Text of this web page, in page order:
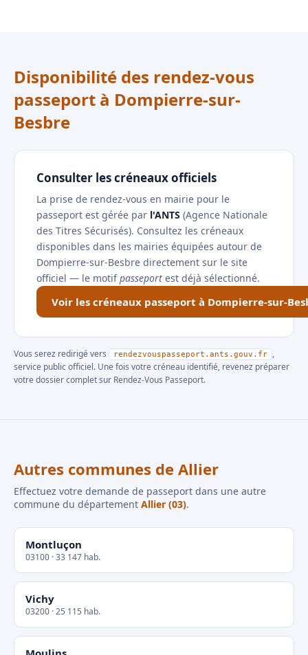
Disponibilité des rendez-vous
passeport à Dompierre-sur-
Besbre
Consulter les créneaux officiels
La prise de rendez-vous en mairie pour le
passeport est gérée par l'ANTS (Agence Nationale
des Titres Sécurisés). Consultez les créneaux
disponibles dans les mairies équipées autour de
Dompierre-sur-Besbre directement sur le site
officiel — le motifpasseport est déjà sélectionné.
Voir les créneaux passeport à Dompierre-sur-
Vous serez redirigé vers rendezvouspasseport.ants.gouv.fr
,
service public officiel. Une fois votre créneau identifié, revenez préparer
votre dossier complet sur Rendez-Vous Passeport.
Autres communes de Allier
Effectuez votre demande de passeport dans une autre
commune du département Allier (03).
Montluçon
03100 · 33 147 hab.
Vichy
03200 · 25 115 hab.